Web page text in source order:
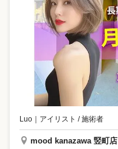
Luo アイリスト / 施術者
mood kanazawa 竪町店